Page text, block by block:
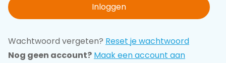
Themabijeenkomsten
Praat mee
Inloggen
Wachtwoord vergeten? Reset je wachtwoord
Nog geen account? Maak een account aan